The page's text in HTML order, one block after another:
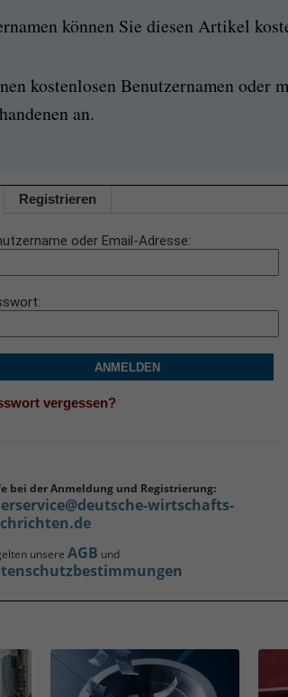
können Sie diesen Artikel
kostenlosen Benutzernamen oder
an.
Registrieren
oder Email-Adresse
ANMELDEN
vergessen?
bei der Anmeldung und Registrierung:
wirtschafts-
unsere AGB und